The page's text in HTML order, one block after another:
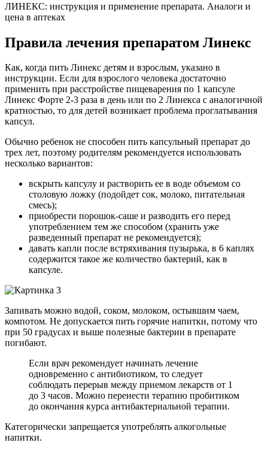
ЛИНЕКС: инструкция и применение препарата. Аналоги и
цена в аптеках
Правила лечения препаратом Линекс
Как, когда пить Линекс детям и взрослым, указано в
инструкции. Если для взрослого человека достаточно
применить при расстройстве пищеварения по 1 капсуле
Линекс Форте 2-3 раза в день или по 2 Линекса с аналогичной
кратностью, то для детей возникает проблема проглатывания
капсул.
Обычно ребенок не способен пить капсульный препарат до
трех лет, поэтому родителям рекомендуется использовать
несколько вариантов:
вскрыть капсулу и растворить ее в воде объемом со
столовую ложку (подойдет сок, молоко, питательная
смесь);
приобрести порошок-саше и разводить его перед
употреблением тем же способом (хранить уже
разведенный препарат не рекомендуется);
давать капли после встряхивания пузырька, в 6 каплях
содержится такое же количество бактерий, как в
капсуле.
Запивать можно водой, соком, молоком, остывшим чаем,
компотом. Не допускается пить горячие напитки, потому что
при 50 градусах и выше полезные бактерии в препарате
погибают.
Если врач рекомендует начинать лечение
одновременно с антибиотиком, то следует
соблюдать перерыв между приемом лекарств от 1
до 3 часов. Можно перенести терапию пробитиком
до окончания курса антибактериальной терапии.
Категорически запрещается употреблять алкогольные
напитки.